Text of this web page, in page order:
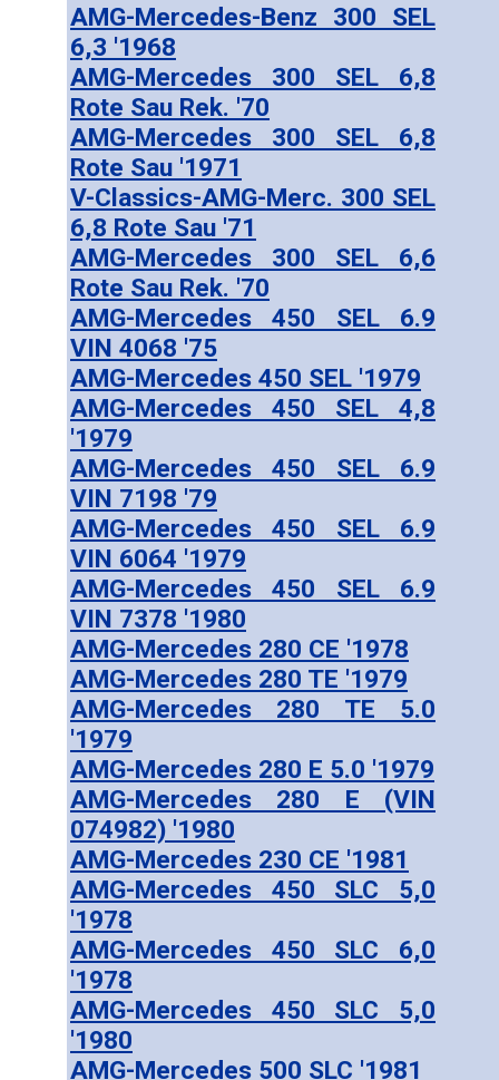
AMG-Mercedes-Benz 300 SEL
6,3 '1968
AMG-Mercedes 300 SEL 6,8
Rote Sau Rek. '70
AMG-Mercedes 300 SEL 6,8
Rote Sau '1971
V-Classics-AMG-Merc. 300 SEL
6,8 Rote Sau '71
AMG-Mercedes 300 SEL 6,6
Rote Sau Rek. '70
AMG-Mercedes 450 SEL 6.9
VIN 4068 '75
AMG-Mercedes 450 SEL '1979
AMG-Mercedes 450 SEL 4,8
'1979
AMG-Mercedes 450 SEL 6.9
VIN 7198 '79
AMG-Mercedes 450 SEL 6.9
VIN 6064 '1979
AMG-Mercedes 450 SEL 6.9
VIN 7378 '1980
AMG-Mercedes 280 CE '1978
AMG-Mercedes 280 TE '1979
AMG-Mercedes 280 TE 5.0
'1979
AMG-Mercedes 280 E 5.0 '1979
AMG-Mercedes 280 E (VIN
074982) '1980
AMG-Mercedes 230 CE '1981
AMG-Mercedes 450 SLC 5,0
'1978
AMG-Mercedes 450 SLC 6,0
'1978
AMG-Mercedes 450 SLC 5,0
'1980
AMG-Mercedes 500 SLC '1981